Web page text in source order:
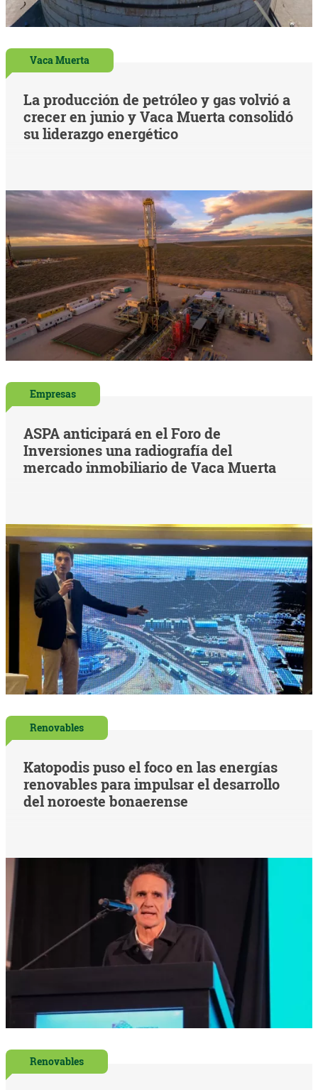
Vaca Muerta
La producción de petróleo y gas volvió a
crecer en junio y Vaca Muerta consolidó
su liderazgo energético
Empresas
ASPA anticipará en el Foro de
Inversiones una radiografía del
mercado inmobiliario de Vaca Muerta
Renovables
Katopodis puso el foco en las energías
renovables para impulsar el desarrollo
del noroeste bonaerense
Renovables